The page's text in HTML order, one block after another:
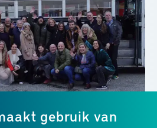
gebruik van